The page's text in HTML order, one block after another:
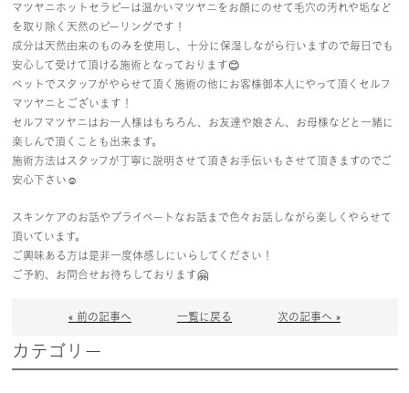
マツヤニホットセラピーは温かいマツヤニをお顔にのせて毛穴の汚れや垢など
を取り除く天然のピーリングです！
成分は天然由来のものみを使用し、十分に保湿しながら行いますので毎日でも
安心して受けて頂ける施術となっております😊
ベットでスタッフがやらせて頂く施術の他にお客様御本人にやって頂くセルフ
マツヤニとございます！
セルフマツヤニはお一人様はもちろん、お友達や娘さん、お母様などと一緒に
楽しんで頂くことも出来ます。
施術方法はスタッフが丁寧に説明させて頂きお手伝いもさせて頂きますのでご
安心下さい☺️
スキンケアのお話やプライベートなお話まで色々お話しながら楽しくやらせて
頂いています。
ご興味ある方は是非一度体感しにいらしてください！
ご予約、お問合せお待ちしております🤗
« 前の記事へ 一覧に戻る 次の記事へ »
カテゴリー